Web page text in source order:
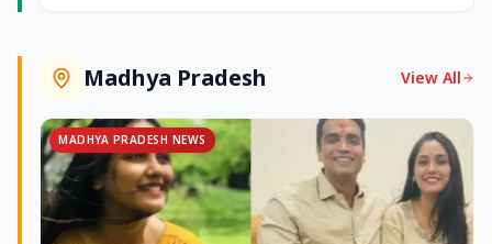
Madhya Pradesh View All
MADHYA PRADESH NEWS